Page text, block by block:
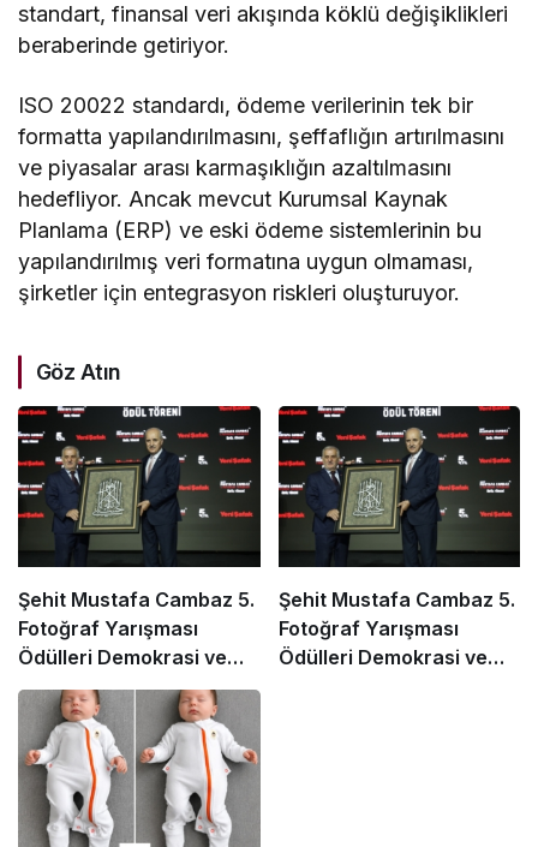
standart, finansal veri akışında köklü değişiklikleri
beraberinde getiriyor.
ISO 20022 standardı, ödeme verilerinin tek bir
formatta yapılandırılmasını, şeffaflığın artırılmasını
ve piyasalar arası karmaşıklığın azaltılmasını
hedefliyor. Ancak mevcut Kurumsal Kaynak
Planlama (ERP) ve eski ödeme sistemlerinin bu
yapılandırılmış veri formatına uygun olmaması,
şirketler için entegrasyon riskleri oluşturuyor.
Göz Atın
Şehit Mustafa Cambaz 5.
Fotoğraf Yarışması
Ödülleri Demokrasi ve
Özgürlükler Adası’nda
Sahiplerini Buldu
Şehit Mustafa Cambaz 5.
Fotoğraf Yarışması
Ödülleri Demokrasi ve